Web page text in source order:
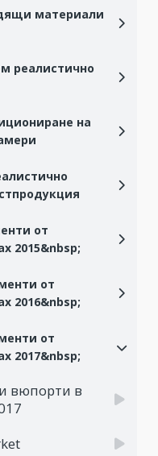
материали
реалистично
на
от
2015&nbsp;
от
2016&nbsp;
от
2017&nbsp;
вюпорти в